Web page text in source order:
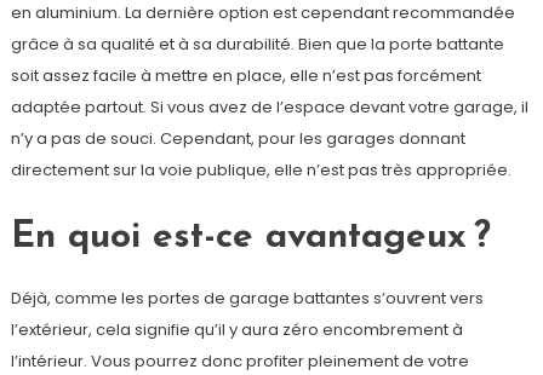
en aluminium. La dernière option est cependant recommandée
grâce à sa qualité et à sa durabilité. Bien que la porte battante
soit assez facile à mettre en place, elle n’est pas forcément
adaptée partout. Si vous avez de l’espace devant votre garage, il
n’y a pas de souci. Cependant, pour les garages donnant
directement sur la voie publique, elle n’est pas très appropriée.
En quoi est-ce avantageux ?
Déjà, comme les portes de garage battantes s’ouvrent vers
l’extérieur, cela signifie qu’il y aura zéro encombrement à
l’intérieur. Vous pourrez donc profiter pleinement de votre